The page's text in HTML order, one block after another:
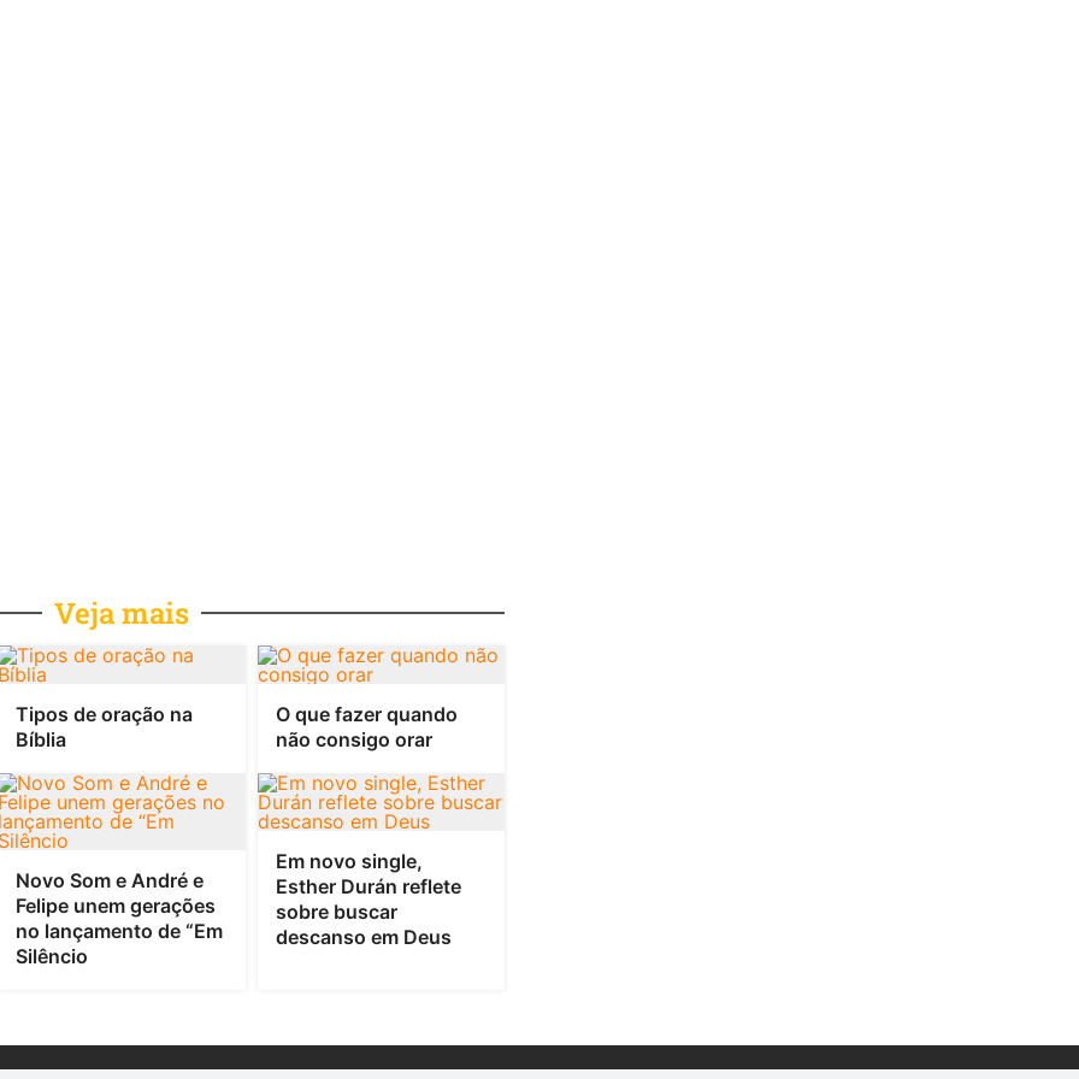
Veja mais
Tipos de oração na
Bíblia
O que fazer quando
não consigo orar
Novo Som e André e
Felipe unem gerações
no lançamento de “Em
Silêncio
Em novo single,
Esther Durán reflete
sobre buscar
descanso em Deus